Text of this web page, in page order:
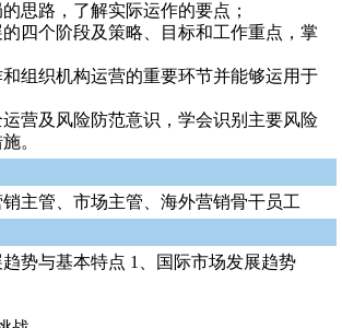
思路，了解实际运作的要点；
四个阶段及策略、目标和工作重点，掌
组织机构运营的重要环节并能够运用于
营及风险防范意识，学会识别主要风险
。
主管、市场主管、海外营销骨干员工
势与基本特点 1、国际市场发展趋势